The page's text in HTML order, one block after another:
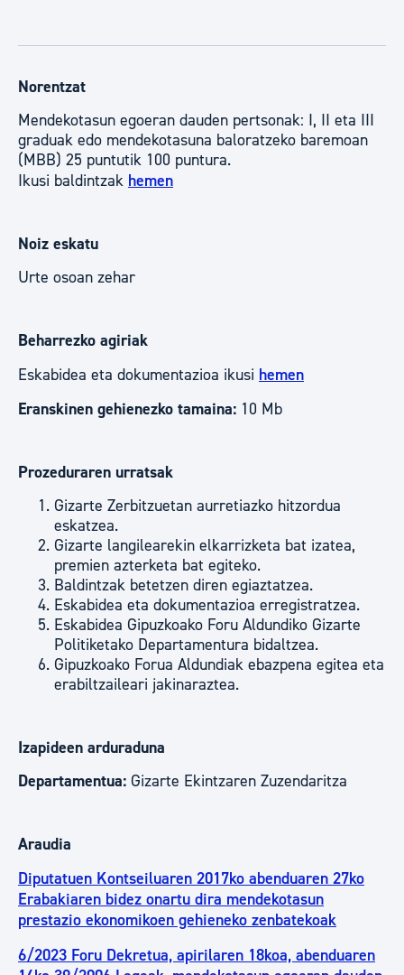
Norentzat
Mendekotasun egoeran dauden pertsonak: I, II eta III
graduak edo mendekotasuna baloratzeko baremoan
(MBB) 25 puntutik 100 puntura.
Ikusi baldintzak hemen
Noiz eskatu
Urte osoan zehar
Beharrezko agiriak
Eskabidea eta dokumentazioa ikusi hemen
Eranskinen gehienezko tamaina: 10 Mb
Prozeduraren urratsak
Gizarte Zerbitzuetan aurretiazko hitzordua
eskatzea.
Gizarte langilearekin elkarrizketa bat izatea,
premien azterketa bat egiteko.
Baldintzak betetzen diren egiaztatzea.
Eskabidea eta dokumentazioa erregistratzea.
Eskabidea Gipuzkoako Foru Aldundiko Gizarte
Politiketako Departamentura bidaltzea.
Gipuzkoako Forua Aldundiak ebazpena egitea eta
erabiltzaileari jakinaraztea.
Izapideen arduraduna
Departamentua: Gizarte Ekintzaren Zuzendaritza
Araudia
Diputatuen Kontseiluaren 2017ko abenduaren 27ko
Erabakiaren bidez onartu dira mendekotasun
prestazio ekonomikoen gehieneko zenbatekoak
6/2023 Foru Dekretua, apirilaren 18koa, abenduaren